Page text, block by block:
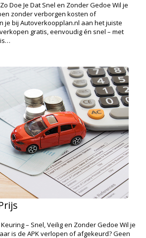
Doe Je Dat Snel en Zonder Gedoe Wil je
zonder verborgen kosten of
je bij Autoverkoopplan.nl aan het juiste
gratis, eenvoudig én snel – met
– Snel, Veilig en Zonder Gedoe Wil je
is de APK verlopen of afgekeurd? Geen